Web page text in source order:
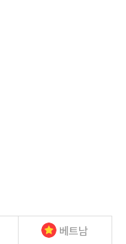
베트남